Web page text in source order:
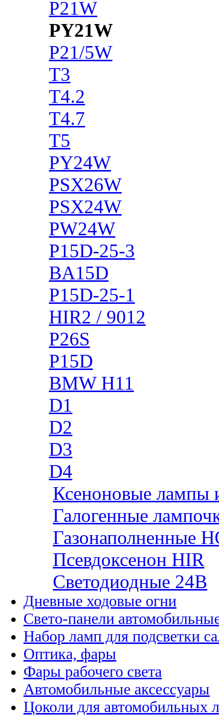
P21W
PY21W
P21/5W
T3
T4.2
T4.7
T5
PY24W
PSX26W
PSX24W
PW24W
P15D-25-3
BA15D
P15D-25-1
HIR2 / 9012
P26S
P15D
BMW H11
D1
D2
D3
D4
Ксеноновые лампы
Галогенные
Газонаполненные
Псевдоксенон HIR
Cветодиодные 24B
Дневные ходовые огни
Свето-панели
Набор ламп для подсветки
Оптика, фары
Фары рабочего света
Автомобильные аксессуары
Цоколи для автомобильных